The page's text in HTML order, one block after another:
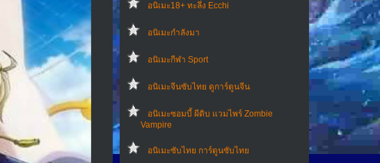
อนิเมะ18+ ทะลึ่ง Ecchi
อนิเมะกำลังมา
อนิเมะกีฬา Sport
อนิเมะจีนซับไทย ดูการ์ตูนจีน
อนิเมะซอมบี้ ผีดิบ แวมไพร์ Zombie
Vampire
อนิเมะซับไทย การ์ตูนซับไทย